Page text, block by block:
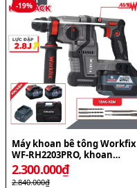
-19%
Máy khoan bê tông Workfix
WF-RH2203PRO, khoan
chống rung AVS, chống lật
cổ tay Antikickback
2.300.000₫
2.840.000₫